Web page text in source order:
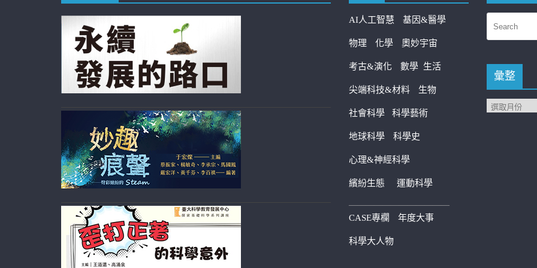
AI人工智慧 基因&醫學
物理 化學 奧妙宇宙
考古&演化 數學 生活
尖端科技&材料 生物
社會科學 科學藝術
地球科學 科學史
心理&神經科學
繽紛生態 運動科學
————————————
CASE專欄 年度大事
科學大人物
彙整